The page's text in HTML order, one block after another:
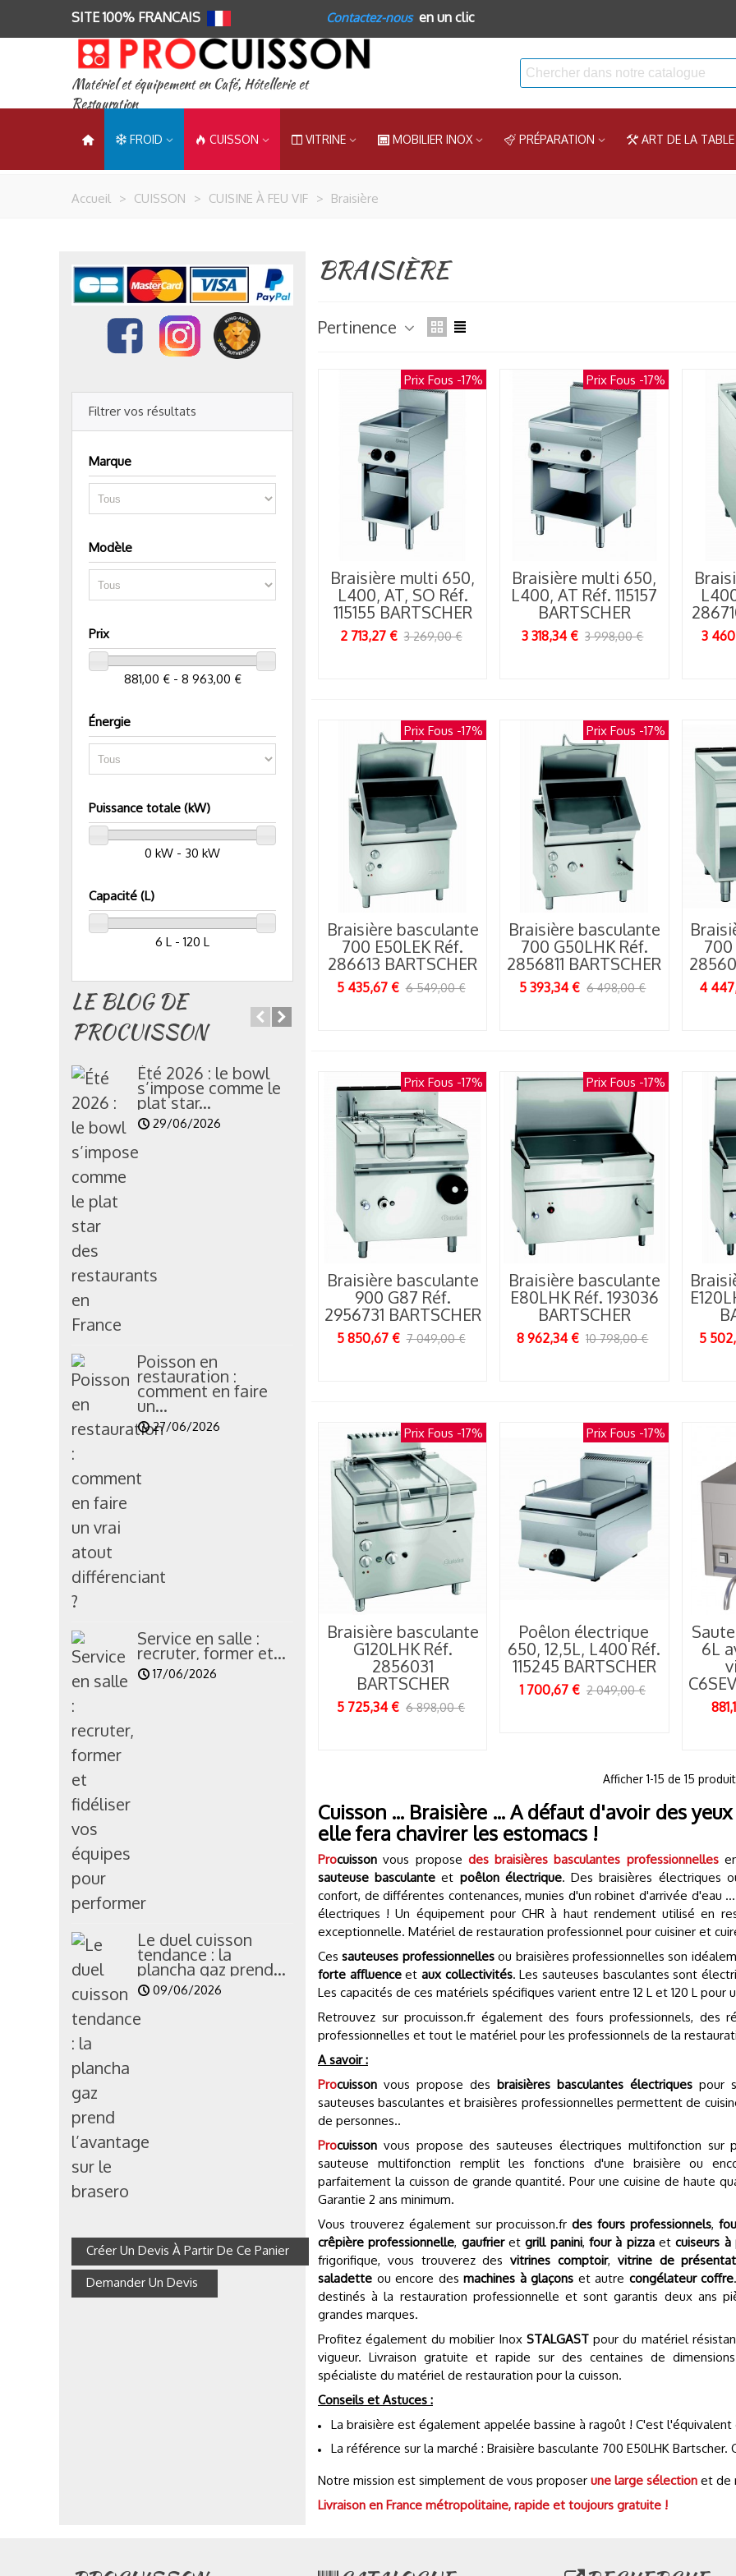
SITE 100% FRANCAIS Contactez-nous en un clic
Matériel et équipement en Café, Hôtellerie et
Restauration
FROID CUISSON VITRINE MOBILIER INOX PRÉPARATION ART DE LA TABLE
Accueil > CUISSON > CUISINE À FEU VIF > Braisière
Filtrer vos résultats
Marque
Modèle
Prix
881,00 € - 8 963,00 €
Énergie
Puissance totale (kW)
0 kW - 30 kW
Capacité (L)
6 L - 120 L
LE BLOG DE
PROCUISSON
Été 2026 : le bowl
s’impose comme le
plat star...
29/06/2026
Poisson en
restauration :
comment en faire
un...
27/06/2026
Service en salle :
recruter, former et...
17/06/2026
Le duel cuisson
tendance : la
plancha gaz prend...
09/06/2026
Cuisine au feu :
comment le
brasero...
02/06/2026
Le granité : le roi
incontesté des
ventes...
Pourquoi la cuisine
lyonnaise revient au
cœur...
19/05/2026
Pourquoi Bruxelles
reste la capitale...
15/05/2026
Créer Un Devis À Partir De Ce Panier
Demander Un Devis
BRAISIÈRE
Pertinence
Prix Fous -17%
Braisière multi 650,
L400, AT, SO Réf.
115155 BARTSCHER
2 713,27 € 3 269,00 €
Prix Fous -17%
Braisière multi 650,
L400, AT Réf. 115157
BARTSCHER
3 318,34 € 3 998,00 € 3
Prix Fous -17%
Braisière basculante
700 E50LEK Réf.
286613 BARTSCHER
5 435,67 € 6 549,00 €
Prix Fous -17%
Braisière basculante
700 G50LHK Réf.
2856811 BARTSCHER
5 393,34 € 6 498,00 €
700
4
Prix Fous -17%
Braisière basculante
900 G87 Réf.
2956731 BARTSCHER
5 850,67 € 7 049,00 €
Prix Fous -17%
Braisière basculante
E80LHK Réf. 193036
BARTSCHER
8 962,34 € 10 798,00 € 5
Prix Fous -17%
Braisière basculante
G120LHK Réf.
2856031
BARTSCHER
5 725,34 € 6 898,00 €
Prix Fous -17%
Poêlon électrique
650, 12,5L, L400 Réf.
115245 BARTSCHER
1 700,67 € 2 049,00 €
6L
Afficher 1-15 de 15
Cuisson ... Braisière ... A défaut d'avoir des
elle fera chavirer les estomacs !
Procuisson vous propose des braisières basculantes professionnelles
sauteuse basculante et poêlon électrique. Des braisières électriques
confort, de différentes contenances, munies d'un robinet d'arrivée d'eau
électriques ! Un équipement pour CHR à haut rendement utilisé en
exceptionnelle. Matériel de restauration professionnel pour cuisiner et
Cessauteuses professionnellesou braisières professionnelles son
forte affluenceetaux collectivités. Les sauteuses basculantes sont
Les capacités de ces matériels spécifiques varient entre 12 L et 120 L
Retrouvez sur procuisson.fr également des fours professionnels, des
professionnelles et tout le matériel pour les professionnels de la
A savoir :
Procuisson vous propose des braisières basculantes électriques pour
sauteuses basculantes et braisières professionnelles permettent de
de personnes..
Procuisson vous propose des sauteuses électriques multifonction
sauteuse multifonction remplit les fonctions d'une braisière ou
parfaitement la cuisson de grande quantité. Pour une cuisine de haute
Garantie 2 ans minimum.
Vous trouverez également sur procuisson.frdes fours professionnels,
crêpière professionnelle, gaufrieretgrill panini,four à pizzaetcuiseurs
frigorifique, vous trouverez desvitrines comptoir, vitrine de
saladette ou encore des machines à glaçons et autre congélateur coffre
destinés à la restauration professionnelle et sont garantis deux ans
grandes marques.
Profitez également du mobilier Inox STALGAST pour du matériel
vigueur. Livraison gratuite et rapide sur des centaines de
spécialiste du matériel de restauration pour la cuisson.
Conseils et Astuces :
La braisière est également appelée bassine à ragoût ! C'est
La référence sur la marché : Braisière basculante 700 E50LHK Bartscher.
Notre mission est simplement de vous proposer une large sélection et de
Livraison en France métropolitaine, rapide et toujours gratuite !